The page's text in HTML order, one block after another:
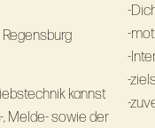
kannst
Melde- sowie der
-
-
-
-
-